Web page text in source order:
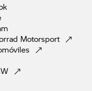
Motorsport